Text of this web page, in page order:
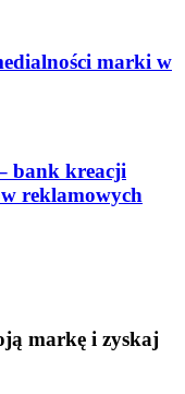
marki w
bank kreacji
reklamowych
markę i zyskaj